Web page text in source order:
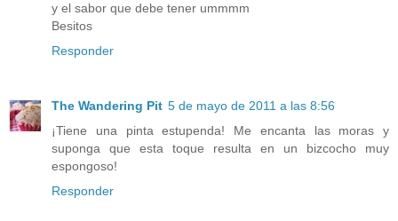
y el sabor que debe tener ummmm
Besitos
Responder
The Wandering Pit 5 de mayo de 2011 a las 8:56
¡Tiene una pinta estupenda! Me encanta las moras y
suponga que esta toque resulta en un bizcocho muy
espongoso!
Responder